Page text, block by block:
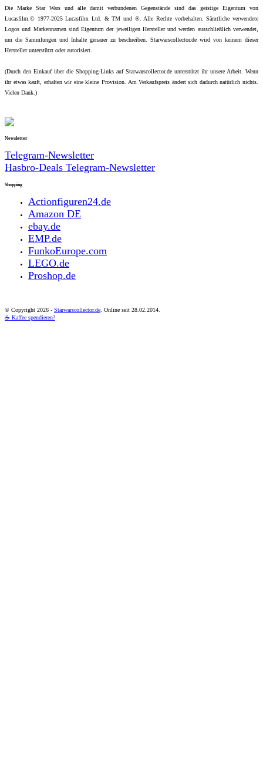
Die Marke Star Wars und alle damit verbundenen Gegenstände sind das geistige Eigentum von
Lucasfilm.© 1977-2025 Lucasfilm Ltd. & TM und ®. Alle Rechte vorbehalten. Sämtliche verwendete
Logos und Markennamen sind Eigentum der jeweiligen Hersteller und werden ausschließlich verwendet,
um die Sammlungen und Inhalte genauer zu beschreiben. Starwarscollector.de wird von keinem dieser
Hersteller unterstützt oder autorisiert.
(Durch den Einkauf über die Shopping-Links auf Starwarscollector.de unterstützt ihr unsere Arbeit. Wenn
ihr etwas kauft, erhalten wir eine kleine Provision. Am Verkaufspreis ändert sich dadurch natürlich nichts.
Vielen Dank.)
Newsletter
Telegram-Newsletter
Hasbro-Deals Telegram-Newsletter
Shopping
Actionfiguren24.de
Amazon DE
ebay.de
EMP.de
FunkoEurope.com
LEGO.de
Proshop.de
© Copyright 2026 - Starwarscollector.de . Online seit 28.02.2014.
☕ Kaffee spendieren?